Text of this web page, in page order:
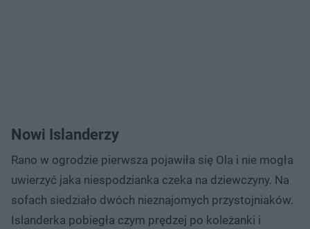
Nowi Islanderzy
Rano w ogrodzie pierwsza pojawiła się Ola i nie mogła
uwierzyć jaka niespodzianka czeka na dziewczyny. Na
sofach siedziało dwóch nieznajomych przystojniaków.
Islanderka pobiegła czym prędzej po koleżanki i